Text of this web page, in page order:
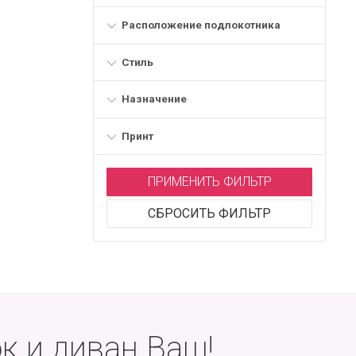
Расположение подлокотника
Стиль
Назначение
Принт
ПРИМЕНИТЬ ФИЛЬТР
СБРОСИТЬ ФИЛЬТР